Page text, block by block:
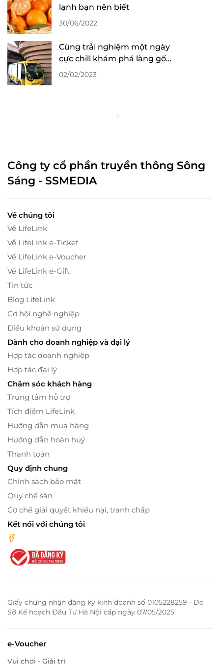
lạnh bạn nên biết
30/06/2022
Cùng trải nghiệm một ngày
cực chill khám phá làng gốm
Bát Tràng
02/02/2023
Công ty cổ phần truyền thông Sông
Sáng - SSMEDIA
Về chúng tôi
Về LifeLink
Về LifeLink e-Ticket
Về LifeLink e-Voucher
Về LifeLink e-Gift
Tin tức
Blog LifeLink
Cơ hội nghề nghiệp
Điều khoản sử dụng
Dành cho doanh nghiệp và đại lý
Hợp tác doanh nghiệp
Hợp tác đại lý
Chăm sóc khách hàng
Trung tâm hỗ trợ
Tích điểm LifeLink
Hướng dẫn mua hàng
Hướng dẫn hoàn huỷ
Thanh toán
Quy định chung
Chính sách bảo mật
Quy chế sàn
Cơ chế giải quyết khiếu nại, tranh chấp
Kết nối với chúng tôi
Giấy chứng nhận đăng ký kinh doanh số 0105228259 - Do
Sở Kế hoạch Đầu Tư Hà Nội cấp ngày 07/05/2025
e-Voucher
Vui chơi - Giải trí